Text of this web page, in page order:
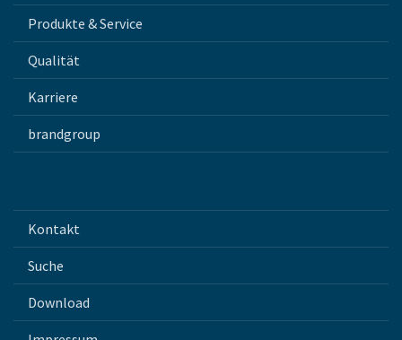
Produkte & Service
Qualität
Karriere
brandgroup
Kontakt
Suche
Download